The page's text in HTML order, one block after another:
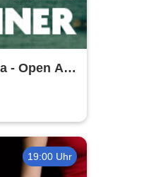
- Open Air
19:00 Uhr